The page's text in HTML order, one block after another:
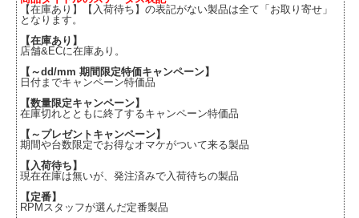
【在庫あり】【入荷待ち】の表記がない製品は全て「お取り寄せ」
となります。
【在庫あり】
店舗&ECに在庫あり。
【～dd/mm 期間限定特価キャンペーン】
日付までキャンペーン特価品
【数量限定キャンペーン】
在庫切れとともに終了するキャンペーン特価品
【～プレゼントキャンペーン】
期間や台数限定でお得なオマケがついて来る製品
【入荷待ち】
現在在庫は無いが、発注済みで入荷待ちの製品
【定番】
RPMスタッフが選んだ定番製品